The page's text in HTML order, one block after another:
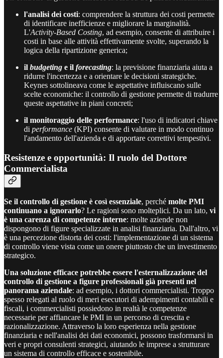
l'analisi dei costi: comprendere la struttura dei costi permette
di identificare inefficienze e migliorare la marginalità.
L'Activity-Based Costing, ad esempio, consente di attribuire i
costi in base alle attività effettivamente svolte, superando la
logica della ripartizione generica;
il budgeting e il forecasting: la previsione finanziaria aiuta a
ridurre l'incertezza e a orientare le decisioni strategiche.
Keynes sottolineava come le aspettative influiscano sulle
scelte economiche: il controllo di gestione permette di tradurre
queste aspettative in piani concreti;
il monitoraggio delle performance: l'uso di indicatori chiave
di performance (KPI) consente di valutare in modo continuo
l'andamento dell'azienda e di apportare correttivi tempestivi.
Resistenze e opportunità: Il ruolo del Dottore
Commercialista
Se il controllo di gestione è così essenziale, perché molte PMI
continuano a ignorarlo? Le ragioni sono molteplici. Da un lato, vi
è una carenza di competenze interne: molte aziende non
dispongono di figure specializzate in analisi finanziaria. Dall'altro, vi
è una percezione distorta dei costi: l'implementazione di un sistema
di controllo viene vista come un onere piuttosto che un investimento
strategico.
Una soluzione efficace potrebbe essere l'esternalizzazione del
controllo di gestione a figure professionali già presenti nel
panorama aziendale: ad esempio, i dottori commercialisti. Troppo
spesso relegati al ruolo di meri esecutori di adempimenti contabili e
fiscali, i commercialisti possiedono in realtà le competenze
necessarie per affiancare le PMI in un percorso di crescita e
razionalizzazione. Attraverso la loro esperienza nella gestione
finanziaria e nell'analisi dei dati economici, possono trasformarsi in
veri e propri consulenti strategici, aiutando le imprese a strutturare
un sistema di controllo efficace e sostenibile.